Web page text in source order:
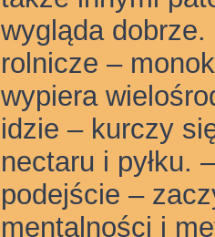
wygląda dobrze.
rolnicze –
wypiera
idzie – kurczy
nectaru i pyłku.
podejście –
mentalności i